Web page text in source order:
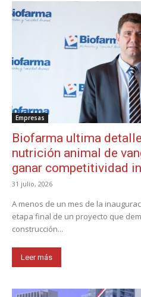
Empresas
Biofarma ultima
nutrición animal de
ganar competitividad
31 julio, 2026
A menos de un mes de la
etapa final de un proyecto que
construcción...
Leer más